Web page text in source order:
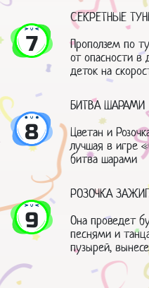
7
СЕКРЕТНЫЕ
Проползем по
от опасности в
деток на
8
БИТВА ШАРАМИ
Цветан и
лучшая в игре
битва шарами
9
РОЗОЧКА
Она проведет
песнями и
пузырей,